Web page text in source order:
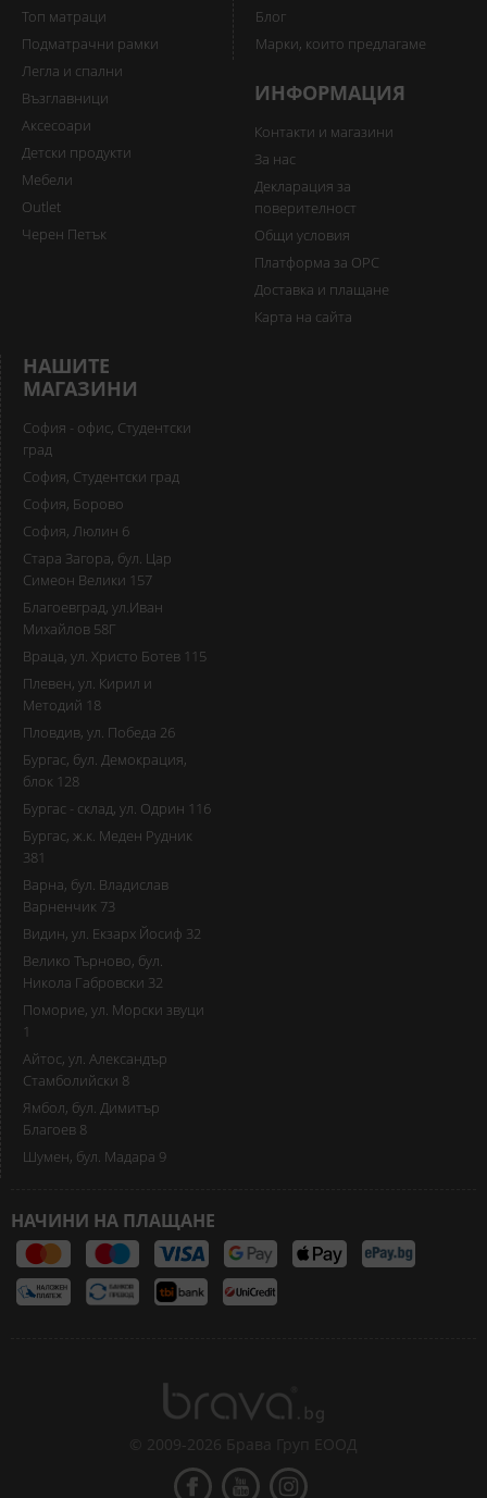
Топ матраци
Подматрачни рамки
Легла и спални
Възглавници
Аксесоари
Детски продукти
Мебели
Outlet
Черен Петък
Блог
Марки, които предлагаме
ИНФОРМАЦИЯ
Контакти и магазини
За нас
Декларация за
поверителност
Общи условия
Платформа за ОРС
Доставка и плащане
Карта на сайта
НАШИТЕ
МАГАЗИНИ
София - офис, Студентски
град
София, Студентски град
София, Борово
София, Люлин 6
Стара Загора, бул. Цар
Симеон Велики 157
Благоевград, ул.Иван
Михайлов 58Г
Враца, ул. Христо Ботев 115
Плевен, ул. Кирил и
Методий 18
Пловдив, ул. Победа 26
Бургас, бул. Демокрация,
блок 128
Бургас - склад, ул. Одрин 116
Бургас, ж.к. Меден Рудник
381
Варна, бул. Владислав
Варненчик 73
Видин, ул. Екзарх Йосиф 32
Велико Търново, бул.
Никола Габровски 32
Поморие, ул. Морски звуци
1
Айтос, ул. Александър
Стамболийски 8
Ямбол, бул. Димитър
Благоев 8
Шумен, бул. Мадара 9
НАЧИНИ НА ПЛАЩАНЕ
© 2009-2026 Брава Груп ЕООД